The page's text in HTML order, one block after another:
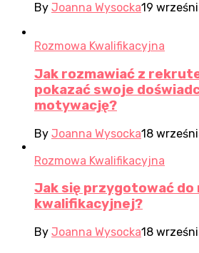
By Joanna Wysocka19
Rozmowa Kwalifikacyjna
Jak rozmawiać z
pokazać swoje
motywację?
By Joanna Wysocka18
Rozmowa Kwalifikacyjna
Jak się przygotować do
kwalifikacyjnej?
By Joanna Wysocka18